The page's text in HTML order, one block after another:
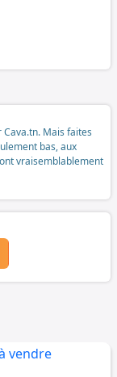
Mais faites
bas, aux
vraisemblablement